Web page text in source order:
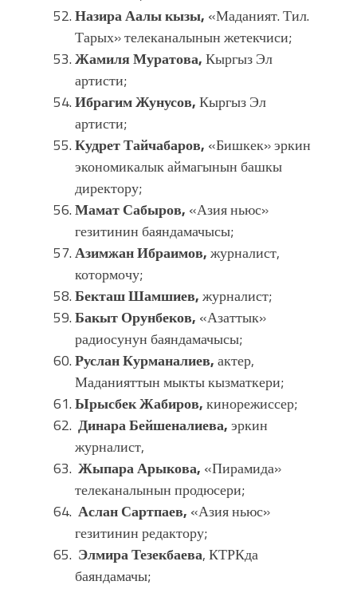
Назира Аалы кызы, «Маданият. Тил.
Тарых» телеканалынын жетекчиси;
Жамиля Муратова,Кыргыз Эл
артисти;
Ибрагим Жунусов,Кыргыз Эл
артисти;
Кудрет Тайчабаров, «Бишкек» эркин
экономикалык аймагынын башкы
директору;
Мамат Сабыров, «Азия ньюс»
гезитинин баяндамачысы;
Азимжан Ибраимов,журналист,
котормочу;
Бекташ Шамшиев,журналист;
Бакыт Орунбеков, «Азаттык»
радиосунун баяндамачысы;
Руслан Курманалиев,актер,
Маданияттын мыкты кызматкери;
Ырысбек Жабиров,кинорежиссер;
Динара Бейшеналиева,эркин
журналист,
Жыпара Арыкова, «Пирамида»
телеканалынын продюсери;
Аслан Сартпаев, «Азия ньюс»
гезитинин редактору;
Элмира Тезекбаева, КТРКда
баяндамачы;